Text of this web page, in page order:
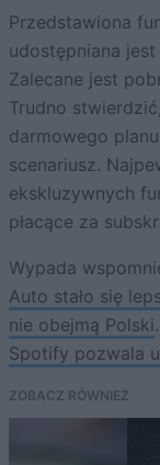
Przedstawiona
udostępniana
Zalecane jest
Trudno
darmowego
scenariusz.
ekskluzywnych
płacące za
Wypada
Auto stało się
nie obejmą Polski
Spotify pozwala
ZOBACZ RÓWNIEŻ